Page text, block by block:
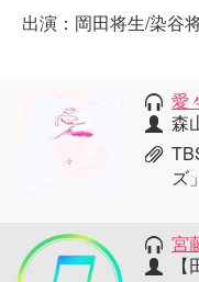
出演：岡田将生/染谷
愛
森
ズ
宮